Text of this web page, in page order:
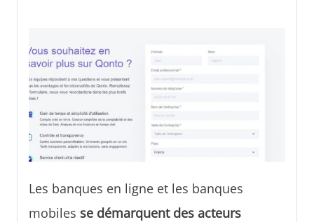
Les banques en ligne et les banques
mobiles se démarquent des acteurs